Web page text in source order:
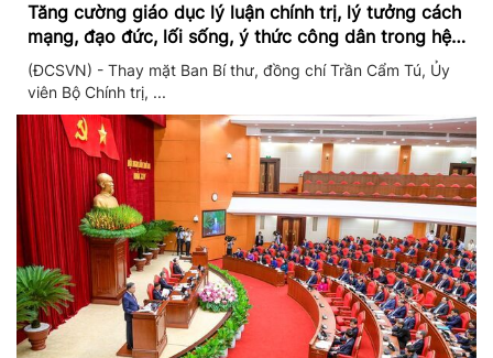
Tăng cường giáo dục lý luận chính trị, lý tưởng cách
mạng, đạo đức, lối sống, ý thức công dân trong hệ
thống giáo dục quốc dân
(ĐCSVN) - Thay mặt Ban Bí thư, đồng chí Trần Cẩm Tú, Ủy
viên Bộ Chính trị, ...